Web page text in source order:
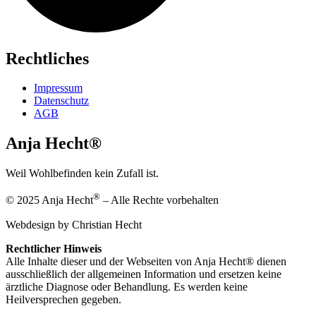
Rechtliches
Impressum
Datenschutz
AGB
Anja Hecht®
Weil Wohlbefinden kein Zufall ist.
© 2025 Anja Hecht® – Alle Rechte vorbehalten
Webdesign by Christian Hecht
Rechtlicher Hinweis
Alle Inhalte dieser und der Webseiten von Anja Hecht® dienen
ausschließlich der allgemeinen Information und ersetzen keine
ärztliche Diagnose oder Behandlung. Es werden keine
Heilversprechen gegeben.